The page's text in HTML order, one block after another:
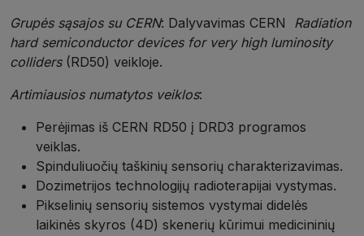
Grupės sąsajos su CERN: Dalyvavimas CERN Radiation
hard semiconductor devices for very high luminosity
colliders(RD50) veikloje.
Artimiausios numatytos veiklos:
Perėjimas iš CERN RD50 į DRD3 programos
veiklas.
Spinduliuočių taškinių sensorių charakterizavimas.
Dozimetrijos technologijų radioterapijai vystymas.
Pikselinių sensorių sistemos vystymai didelės
laikinės skyros (4D) skenerių kūrimui medicininių